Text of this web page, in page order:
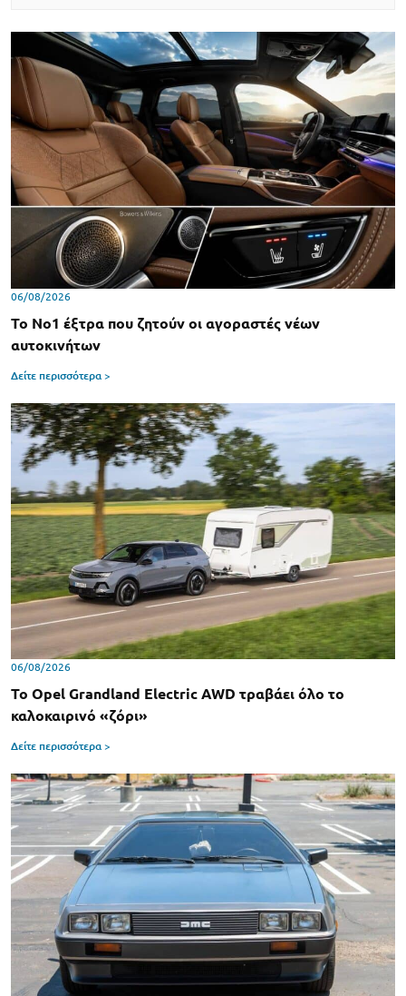
06/08/2026
Το Νο1 έξτρα που ζητούν οι αγοραστές νέων
αυτοκινήτων
Δείτε περισσότερα >
06/08/2026
Το Opel Grandland Electric AWD τραβάει όλο το
καλοκαιρινό «ζόρι»
Δείτε περισσότερα >